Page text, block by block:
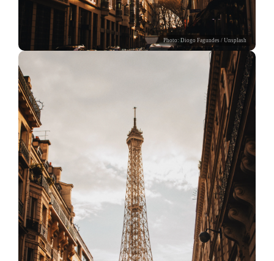
Photo: Diogo Fagundes / Unsplash